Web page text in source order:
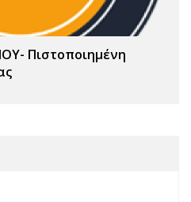
Πιστοποιημένη
filter